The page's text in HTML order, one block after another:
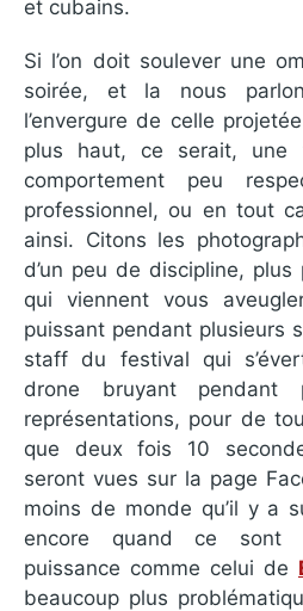
et cubains.
Si l’on doit soulever une
soirée, et la nous
l’envergure de celle
plus haut, ce serait,
comportement peu
professionnel, ou en tout
ainsi. Citons les
d’un peu de discipline,
qui viennent vous
puissant pendant plusieurs
staff du festival qui
drone bruyant pendant
représentations, pour de
que deux fois 10
seront vues sur la page
moins de monde qu’il y a
encore quand ce sont
puissance comme celui de
beaucoup plus